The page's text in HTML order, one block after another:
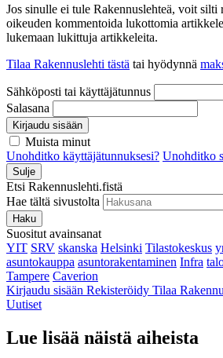
Jos sinulle ei tule Rakennuslehteä, voit
oikeuden kommentoida lukottomia
lukemaan lukittuja artikkeleita.
Tilaa Rakennuslehti tästä tai hyödynnä
Sähköposti tai käyttäjätunnus
Salasana
Kirjaudu sisään
Muista minut
Unohditko käyttäjätunnuksesi? Unohditko
Sulje
Etsi Rakennuslehti.fistä
Hae tältä sivustolta
Haku
Suositut avainsanat
YIT SRV skanska Helsinki Tilastokeskus
asuntokauppa asuntorakentaminen Infra
Tampere Caverion
Kirjaudu sisään Rekisteröidy Tilaa
Uutiset
Lue lisää näistä aiheista